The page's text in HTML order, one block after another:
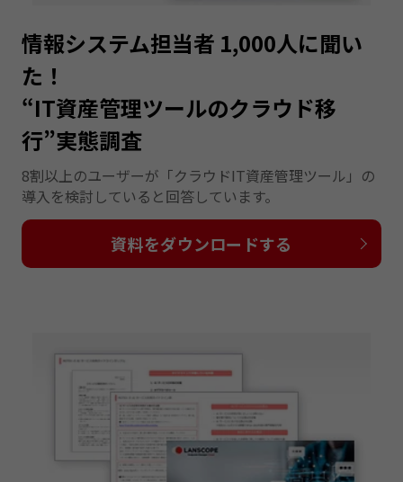
情報システム担当者 1,000人に聞い
た！
“IT資産管理ツールのクラウド移
行”実態調査
8割以上のユーザーが「クラウドIT資産管理ツール」の
導入を検討していると回答しています。
資料をダウンロードする